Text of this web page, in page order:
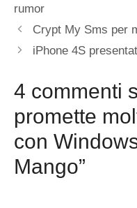
rumor
Crypt My Sms per
iPhone 4S
4 commenti
promette
con
Mango”